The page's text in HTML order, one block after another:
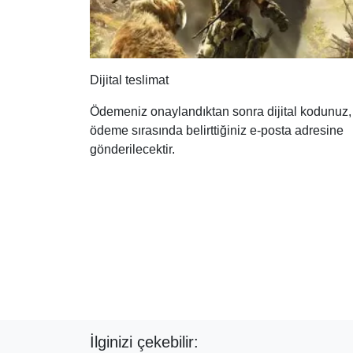
Dijital teslimat
Ödemeniz onaylandıktan sonra dijital kodunuz,
ödeme sırasında belirttiğiniz e-posta adresine
gönderilecektir.
İlginizi çekebilir: